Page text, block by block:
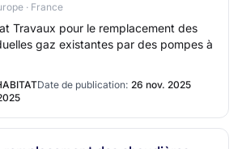
· France
Travaux pour le remplacement des
gaz existantes par des pompes à
Date de publication: 26 nov. 2025